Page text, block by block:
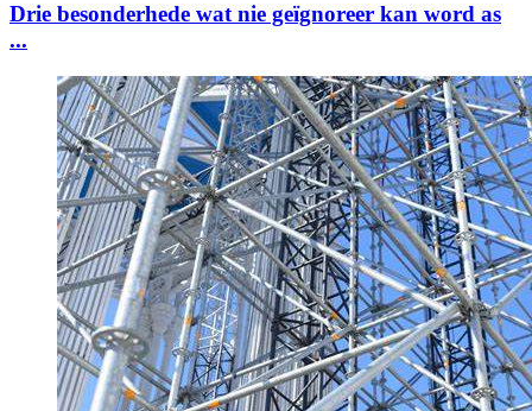
Drie besonderhede wat nie geïgnoreer kan word as
...